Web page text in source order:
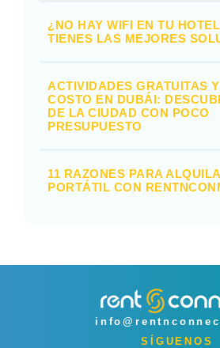
¿NO HAY WIFI EN TU
TIENES LAS MEJORES
ACTIVIDADES GRATUITAS
COSTO EN DUBÁI:
DE LA CIUDAD CON POCO
PRESUPUESTO
11 RAZONES PARA
PORTÁTIL CON
SÍGUENOS